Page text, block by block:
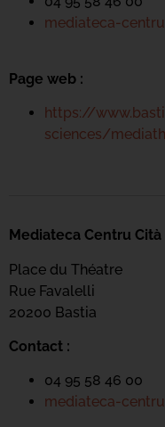
mediateca-
Page web :
https://
sciences/
Mediateca Centru Cità
Place du Théatre
Rue Favalelli
20200 Bastia
Contact :
04 95 58 46 00
mediateca-